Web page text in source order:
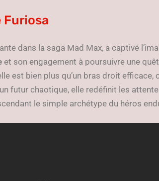
Furiosa
dans la saga Mad Max, a captivé
et son engagement à poursuivre une
est bien plus qu’un bras droit efficace,
futur chaotique, elle redéfinit les
le simple archétype du héros